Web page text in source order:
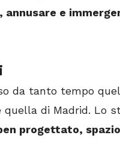
annusare e
da tanto tempo
di Madrid. Lo
progettato,